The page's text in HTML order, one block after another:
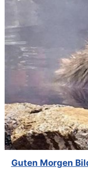
Guten Morgen